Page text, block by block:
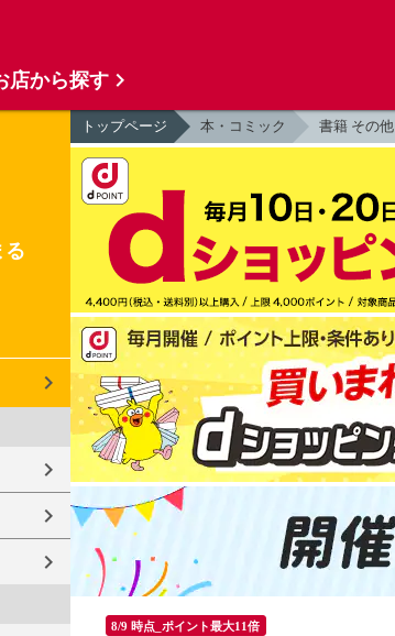
る
トップページ 本・コミック 書籍 その他
8/9 時点_ポイント最大11倍
店から探す